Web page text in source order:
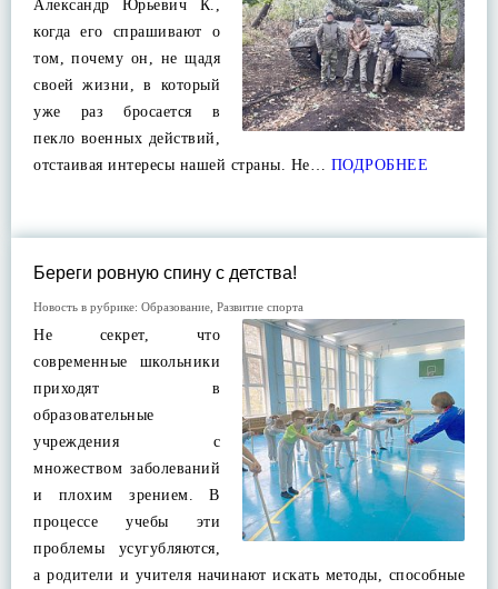
Александр Юрьевич К.,
когда его спрашивают о
том, почему он, не щадя
своей жизни, в который
уже раз бросается в
пекло военных действий,
отстаивая интересы нашей страны. Не… ПОДРОБНЕЕ
Береги ровную спину с детства!
Новость в рубрике: Образование Развитие спорта
Не секрет, что
современные школьники
приходят в
образовательные
учреждения с
множеством заболеваний
и плохим зрением. В
процессе учебы эти
проблемы усугубляются,
а родители и учителя начинают искать методы, способные